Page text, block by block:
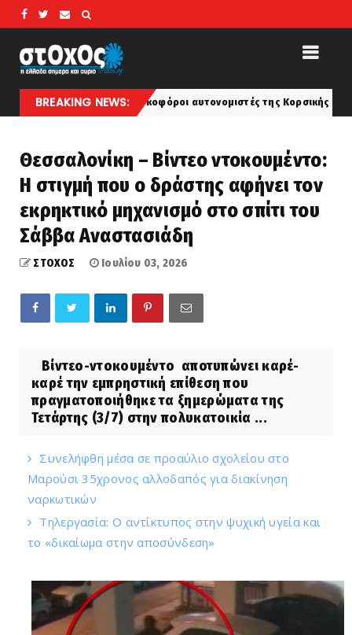
BREAKING NEWS:
Μασκοφόροι αυτονομιστές της Κορσικής απειλούν όσους
Θεσσαλονίκη – Βίντεο ντοκουμέντο:
Η στιγμή που ο δράστης αφήνει τον
εκρηκτικό μηχανισμό στο σπίτι του
Σάββα Αναστασιάδη
ΣΤΟΧΟΣ Ιουλίου 03, 2026
Βίντεο-ντοκουμέντο αποτυπώνει καρέ-
καρέ την εμπρηστική επίθεση που
πραγματοποιήθηκε τα ξημερώματα της
Τετάρτης (3/7) στην πολυκατοικία ...
Συνελήφθη μέσα σε προαύλιο σχολείου στο
Μαρούσι 35χρονος αλλοδαπός για διακίνηση
ναρκωτικών
Τηλεργασία: Ο αντίκτυπος στην ψυχική υγεία και
το «δικαίωμα στην αποσύνδεση»